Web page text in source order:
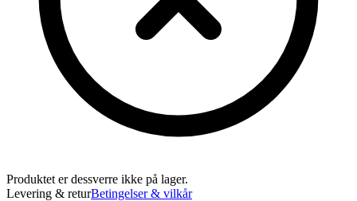
Produktet er dessverre ikke på lager.
Levering & returBetingelser & vilkår